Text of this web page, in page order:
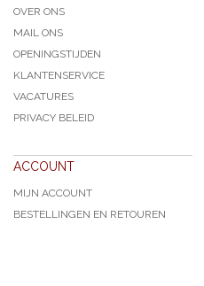
OVER ONS
MAIL ONS
OPENINGSTIJDEN
KLANTENSERVICE
VACATURES
PRIVACY BELEID
ACCOUNT
MIJN ACCOUNT
BESTELLINGEN EN RETOUREN